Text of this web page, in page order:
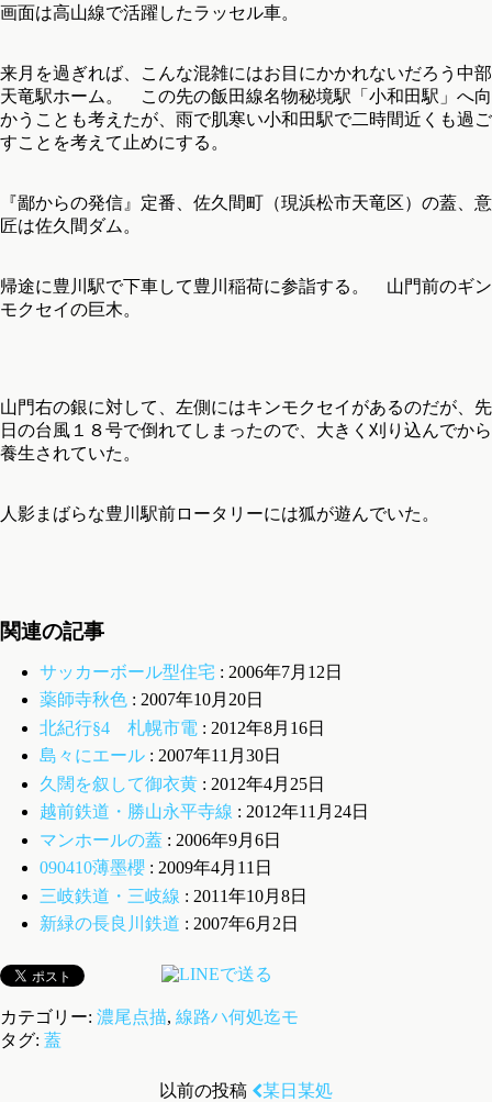
画面は高山線で活躍したラッセル車。
来月を過ぎれば、こんな混雑にはお目にかかれないだろう中部
天竜駅ホーム。 この先の飯田線名物秘境駅「小和田駅」へ向
かうことも考えたが、雨で肌寒い小和田駅で二時間近くも過ご
すことを考えて止めにする。
『鄙からの発信』定番、佐久間町（現浜松市天竜区）の蓋、意
匠は佐久間ダム。
帰途に豊川駅で下車して豊川稲荷に参詣する。 山門前のギン
モクセイの巨木。
山門右の銀に対して、左側にはキンモクセイがあるのだが、先
日の台風１８号で倒れてしまったので、大きく刈り込んでから
養生されていた。
人影まばらな豊川駅前ロータリーには狐が遊んでいた。
関連の記事
サッカーボール型住宅 : 2006年7月12日
薬師寺秋色: 2007年10月20日
北紀行§4 札幌市電 : 2012年8月16日
島々にエール: 2007年11月30日
久闊を叙して御衣黄: 2012年4月25日
越前鉄道・勝山永平寺線 : 2012年11月24日
マンホールの蓋: 2006年9月6日
090410薄墨櫻: 2009年4月11日
三岐鉄道・三岐線 : 2011年10月8日
新緑の長良川鉄道 : 2007年6月2日
カテゴリー: 濃尾点描, 線路ハ何処迄モ
タグ: 蓋
以前の投稿
某日某処